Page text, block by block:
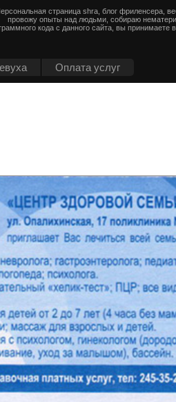
Оплата услуг
страница shra, блог фриленсера,
провожу опыты над людьми, собираю
кода с данного сайта, вы принимаете